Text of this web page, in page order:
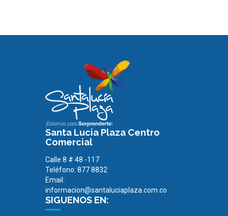
Santa Lucia Plaza Centro
Comercial
Calle 8 # 48 -117
Teléfono: 877 8832
Email:
informacion@santaluciaplaza.com.co
SIGUENOS EN: